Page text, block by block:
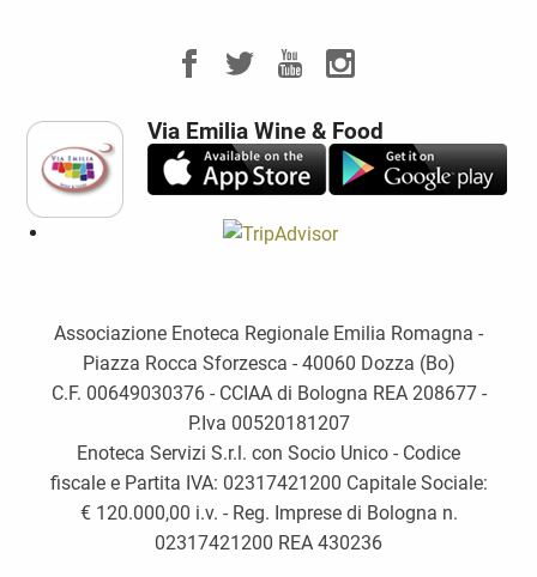
Via Emilia Wine & Food
Associazione Enoteca Regionale Emilia Romagna -
Piazza Rocca Sforzesca - 40060 Dozza (Bo)
C.F. 00649030376 - CCIAA di Bologna REA 208677 -
P.Iva 00520181207
Enoteca Servizi S.r.l. con Socio Unico - Codice
fiscale e Partita IVA: 02317421200 Capitale Sociale:
€ 120.000,00 i.v. - Reg. Imprese di Bologna n.
02317421200 REA 430236